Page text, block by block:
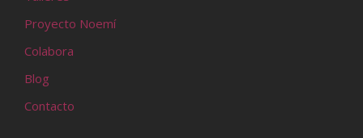
Proyecto Noemí
Colabora
Blog
Contacto